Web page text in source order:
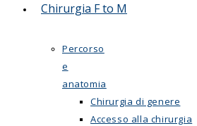
Chirurgia F to M
Percorso
e
anatomia
Chirurgia di genere
Accesso alla chirurgia